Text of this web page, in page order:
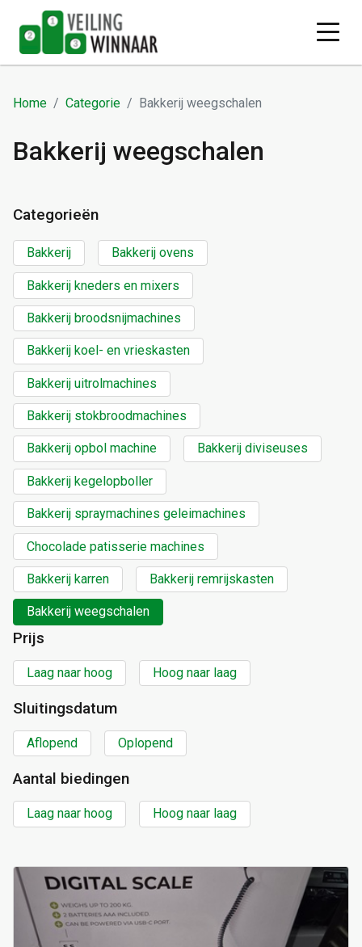
Home Categorie Bakkerij weegschalen
Bakkerij weegschalen
Categorieën
Bakkerij Bakkerij ovens
Bakkerij kneders en mixers
Bakkerij broodsnijmachines
Bakkerij koel- en vrieskasten
Bakkerij uitrolmachines
Bakkerij stokbroodmachines
Bakkerij opbol machine Bakkerij diviseuses
Bakkerij kegelopboller
Bakkerij spraymachines geleimachines
Chocolade patisserie machines
Bakkerij karren Bakkerij remrijskasten
Bakkerij weegschalen
Prijs
Laag naar hoog Hoog naar laag
Sluitingsdatum
Aflopend Oplopend
Aantal biedingen
Laag naar hoog Hoog naar laag